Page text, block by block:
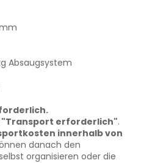
Absaugsystem
"Transport erforderlich".
innerhalb von
danach den
organisieren oder die